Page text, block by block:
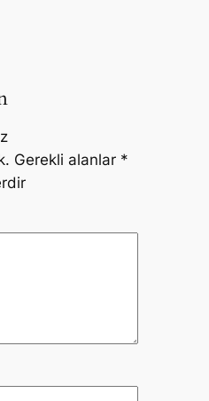
Gerekli alanlar *